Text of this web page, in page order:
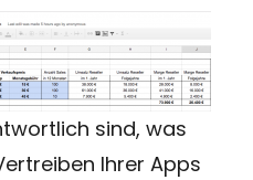
sind, was
Ihrer Apps